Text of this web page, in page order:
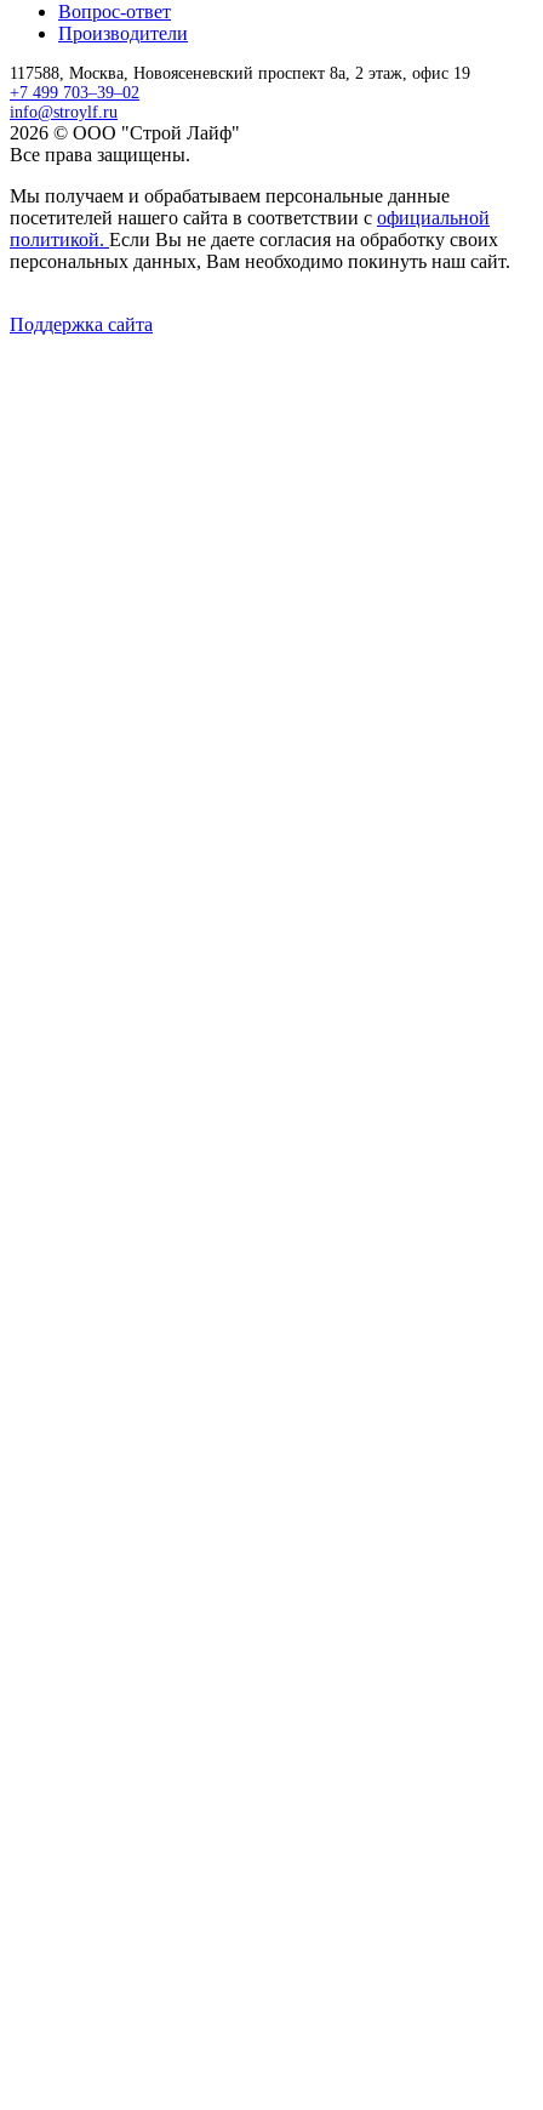
Вопрос-ответ
Производители
117588, Москва, Новоясеневский проспект 8а, 2 этаж, офис 19
+7 499 703–39–02
info@stroylf.ru
2026 © ООО "Строй Лайф"
Все права защищены.
Мы получаем и обрабатываем персональные данные
посетителей нашего сайта в соответствии с официальной
политикой. Если Вы не даете согласия на обработку своих
персональных данных, Вам необходимо покинуть наш сайт.
Поддержка сайта